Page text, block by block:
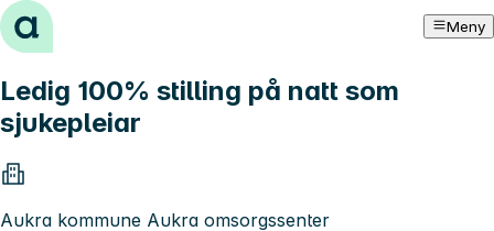
Hopp til innhold Meny
Ledig 100% stilling på natt som
sjukepleiar
Aukra kommune Aukra omsorgssenter